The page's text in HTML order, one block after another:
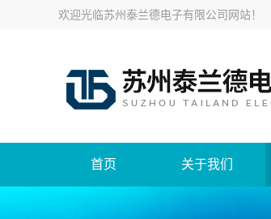
欢迎光临苏州泰兰德电子有限公司网站！
首页 关于我们